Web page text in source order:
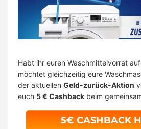
Habt ihr euren Waschmittelvorrat
möchtet gleichzeitig eure
der aktuellen Geld-zurück-Aktion
euch 5 € Cashback beim
5€ CASHBACK